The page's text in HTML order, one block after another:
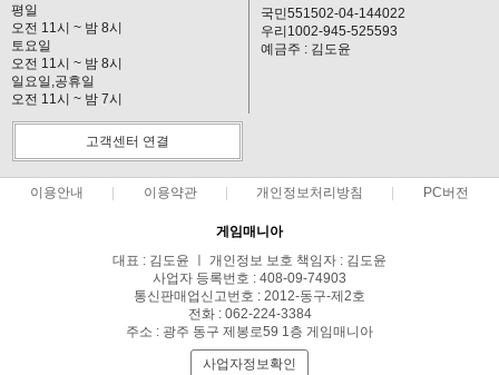
평일
오전 11시 ~ 밤 8시
토요일
오전 11시 ~ 밤 8시
일요일,공휴일
오전 11시 ~ 밤 7시
국민551502-04-144022
우리1002-945-525593
예금주 : 김도윤
고객센터 연결
이용안내 이용약관 개인정보처리방침 PC버전
게임매니아
대표 : 김도윤 ㅣ 개인정보 보호 책임자 : 김도윤
사업자 등록번호 : 408-09-74903
통신판매업신고번호 : 2012-동구-제2호
전화 : 062-224-3384
주소 : 광주 동구 제봉로59 1층 게임매니아
사업자정보확인